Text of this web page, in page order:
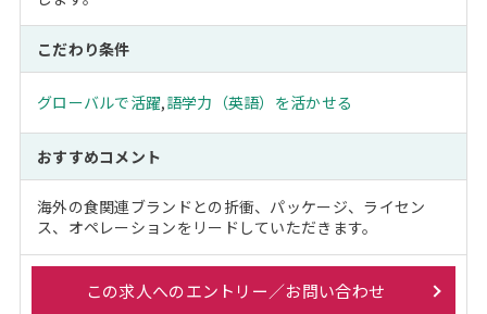
こだわり条件
グローバルで活躍,語学力（英語）を活かせる
おすすめコメント
海外の食関連ブランドとの折衝、パッケージ、ライセン
ス、オペレーションをリードしていただきます。
この求人へのエントリー／お問い合わせ